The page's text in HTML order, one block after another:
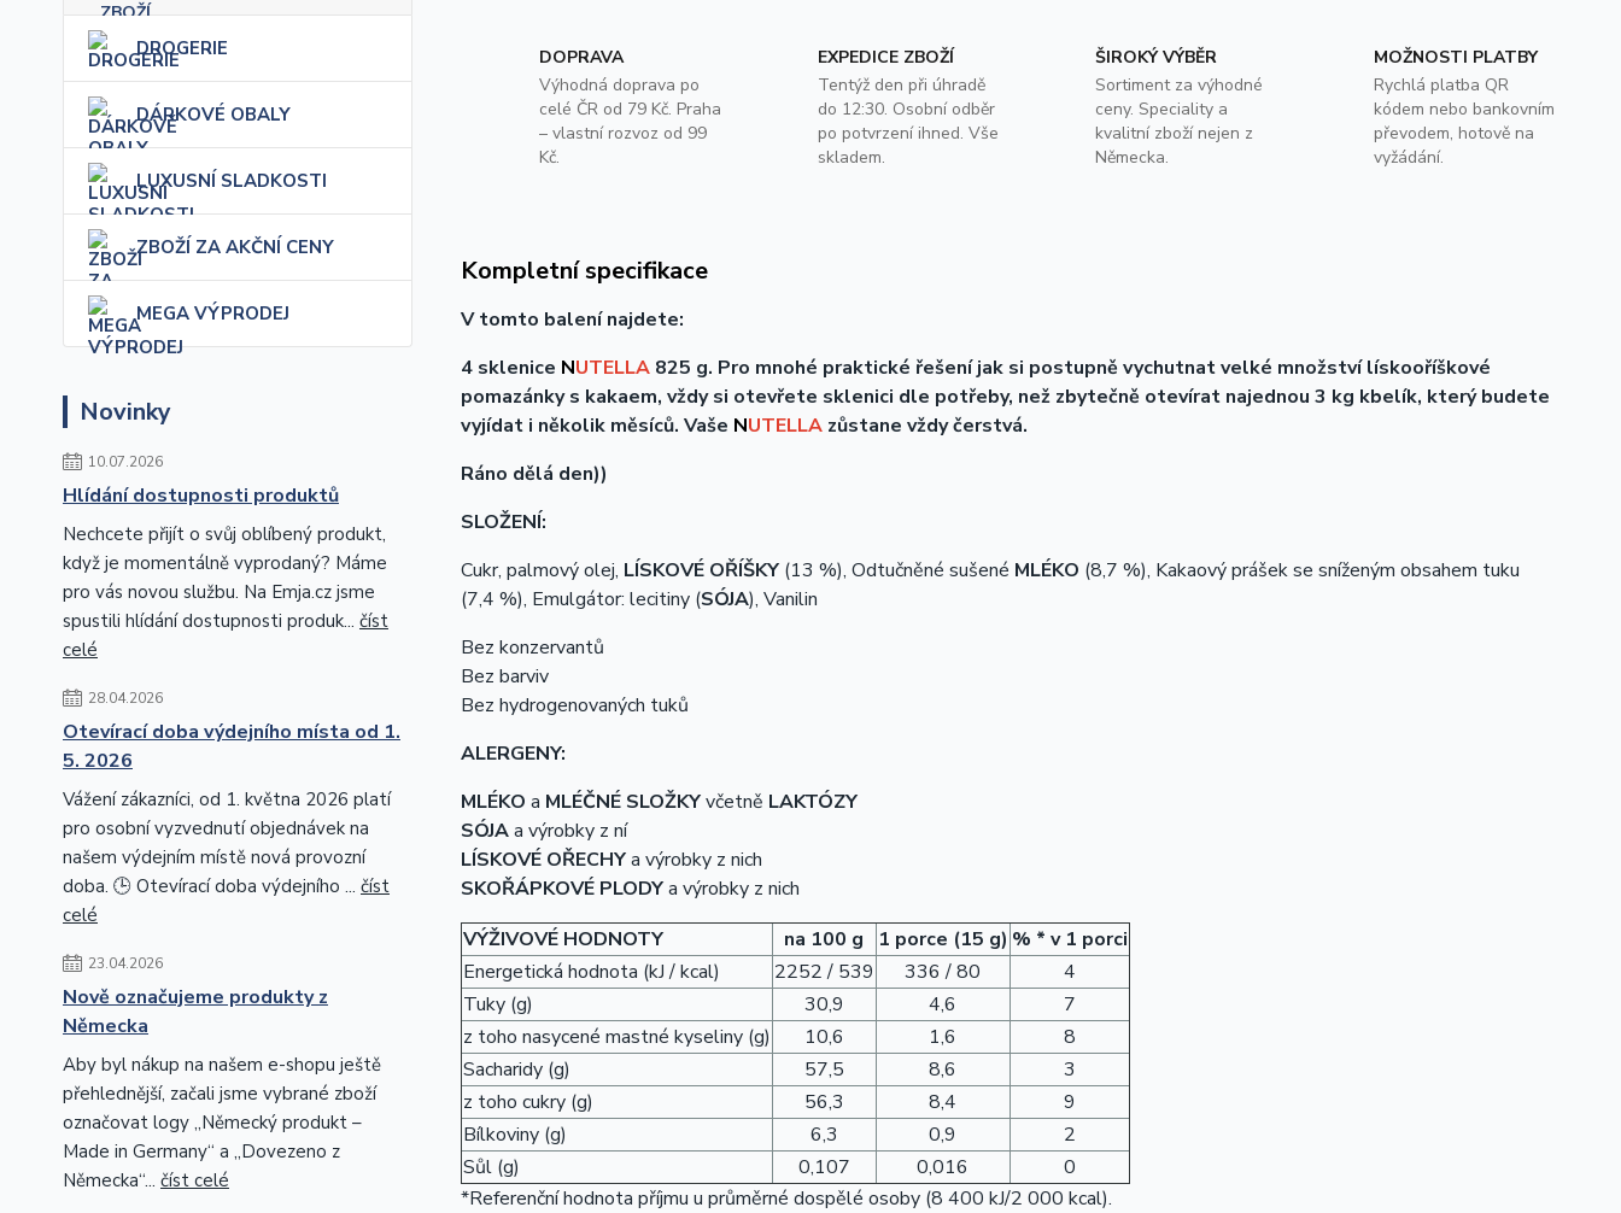
DROGERIE
DÁRKOVÉ OBALY
LUXUSNÍ SLADKOSTI
ZBOŽÍ ZA AKČNÍ CENY
MEGA VÝPRODEJ
Novinky
10.07.2026
Hlídání dostupnosti produktů
Nechcete přijít o svůj oblíbený produkt,
když je momentálně vyprodaný? Máme
pro vás novou službu. Na Emja.cz jsme
spustili hlídání dostupnosti produk... číst
celé
28.04.2026
Otevírací doba výdejního místa od 1.
5. 2026
Vážení zákazníci, od 1. května 2026 platí
pro osobní vyzvednutí objednávek na
našem výdejním místě nová provozní
doba. 🕒 Otevírací doba výdejního ... číst
celé
23.04.2026
Nově označujeme produkty z
Německa
Aby byl nákup na našem e-shopu ještě
přehlednější, začali jsme vybrané zboží
označovat logy „Německý produkt –
Made in Germany“ a „Dovezeno z
Německa“... číst celé
DOPRAVA
Výhodná doprava po
celé ČR od 79 Kč. Praha
– vlastní rozvoz od 99
Kč.
EXPEDICE ZBOŽÍ
Tentýž den při úhradě
do 12:30. Osobní odběr
po potvrzení ihned. Vše
skladem.
ŠIROKÝ VÝBĚR
Sortiment za výhodné
ceny. Speciality a
kvalitní zboží nejen z
Německa.
MOŽNOSTI PLATBY
Rychlá platba QR
kódem nebo bankovním
převodem, hotově na
vyžádání.
Kompletní specifikace
V tomto balení najdete:
4 sklenice NUTELLA825 g. Pro mnohé praktické řešení jak si postupně vychutnat velké množství lískooříškové
pomazánky s kakaem, vždy si otevřete sklenici dle potřeby, než zbytečně otevírat najednou 3 kg kbelík, který budete
vyjídat i několik měsíců. Vaše NUTELLAzůstane vždy čerstvá.
Ráno dělá den))
SLOŽENÍ:
Cukr, palmový olej, LÍSKOVÉ OŘÍŠKY(13 %), Odtučněné sušené MLÉKO (8,7 %), Kakaový prášek se sníženým obsahem tuku
(7,4 %), Emulgátor: lecitiny (SÓJA), Vanilin
Bez konzervantů
Bez barviv
Bez hydrogenovaných tuků
ALERGENY:
MLÉKO a MLÉČNÉ SLOŽKYvčetně LAKTÓZY
SÓJAa výrobky z ní
LÍSKOVÉ OŘECHYa výrobky z nich
SKOŘÁPKOVÉ PLODYa výrobky z nich
VÝŽIVOVÉ HODNOTY
na 100 g 1 porce (15 g) % * v 1 porci
Energetická hodnota (kJ / kcal)
2252 / 539 336 / 80
4
Tuky (g)
30,9 4,6
7
z toho nasycené mastné kyseliny (g)
10,6 1,6
8
Sacharidy (g)
57,5 8,6
3
z toho cukry (g)
56,3 8,4
9
Bílkoviny (g)
6,3 0,9
2
Sůl (g)
0,107 0,016
0
*Referenční hodnota příjmu u průměrné dospělé osoby (8 400 kJ/2 000 kcal).